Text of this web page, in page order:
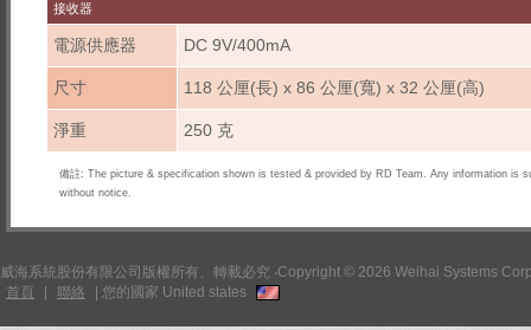
接收器
電源供應器 DC 9V/400mA
尺寸 118 公厘(長) x 86 公厘(寬) x 32 公厘(高)
淨重 250 克
備註: The picture & specification shown is tested & provided by RD Team. Any information is
without notice.
威海系統股份有限公司版權所有、轉載必究 ‧Copyright © 2026 Weihai Systems
首頁
聯絡 您的國家 United states